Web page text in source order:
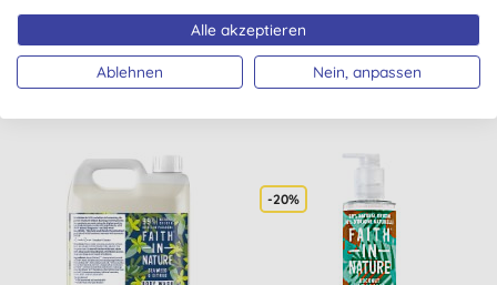
KAUFEN 8,99 € KAUFEN
-20%
Alle akzeptieren
Ablehnen Nein, anpassen